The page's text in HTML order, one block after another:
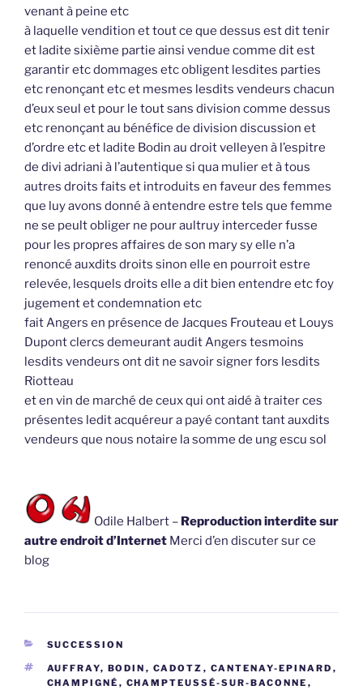
venant à peine etc
à laquelle vendition et tout ce que dessus est dit tenir
et ladite sixième partie ainsi vendue comme dit est
garantir etc dommages etc obligent lesdites parties
etc renonçant etc et mesmes lesdits vendeurs chacun
d’eux seul et pour le tout sans division comme dessus
etc renonçant au bénéfice de division discussion et
d’ordre etc et ladite Bodin au droit velleyen à l’espitre
de divi adriani à l’autentique si qua mulier et à tous
autres droits faits et introduits en faveur des femmes
que luy avons donné à entendre estre tels que femme
ne se peult obliger ne pour aultruy interceder fusse
pour les propres affaires de son mary sy elle n’a
renoncé auxdits droits sinon elle en pourroit estre
relevée, lesquels droits elle a dit bien entendre etc foy
jugement et condemnation etc
fait Angers en présence de Jacques Frouteau et Louys
Dupont clercs demeurant audit Angers tesmoins
lesdits vendeurs ont dit ne savoir signer fors lesdits
Riotteau
et en vin de marché de ceux qui ont aidé à traiter ces
présentes ledit acquéreur a payé contant tant auxdits
vendeurs que nous notaire la somme de ung escu sol
Odile Halbert – Reproduction interdite sur
autre endroit d’Internet Merci d’en discuter sur ce
blog
CATÉGORIES
SUCCESSION
ÉTIQUETTES
AUFFRAY, BODIN , CADOTZ , CANTENAY-EPINARD ,
CHAMPIGNÉ , CHAMPTEUSSÉ-SUR-BACONNE ,